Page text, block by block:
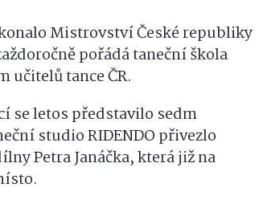
Mistrovství České republiky
pořádá taneční škola
učitelů tance ČR.
se letos představilo sedm
studio RIDENDO přivezlo
Petra Janáčka, která již na